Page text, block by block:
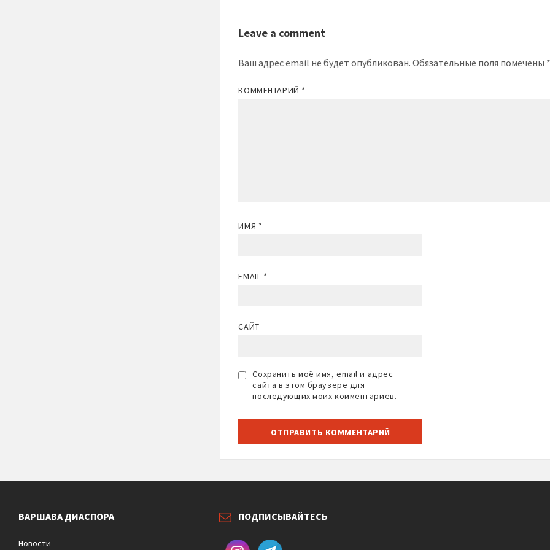
Leave a comment
Ваш адрес email не будет опубликован. Обязательные поля помечены
КОММЕНТАРИЙ *
ИМЯ *
EMAIL *
САЙТ
Сохранить моё имя, email и адрес
сайта в этом браузере для
последующих моих комментариев.
ВАРШАВА ДИАСПОРА
Новости
ПОДПИСЫВАЙТЕСЬ